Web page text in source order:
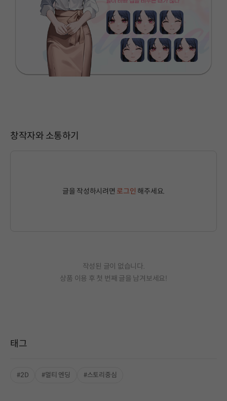
창작자와 소통하기
글을 작성하시려면 로그인 해주세요.
작성된 글이 없습니다.
상품 이용 후 첫 번째 글을 남겨보세요!
태그
#2D #멀티 엔딩 #스토리중심